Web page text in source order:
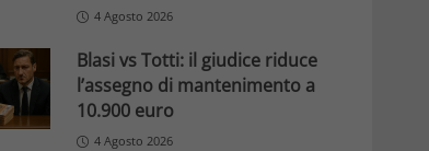
4 Agosto 2026
Blasi vs Totti: il giudice riduce
l’assegno di mantenimento a
10.900 euro
4 Agosto 2026